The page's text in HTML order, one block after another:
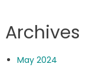
Archives
May 2024